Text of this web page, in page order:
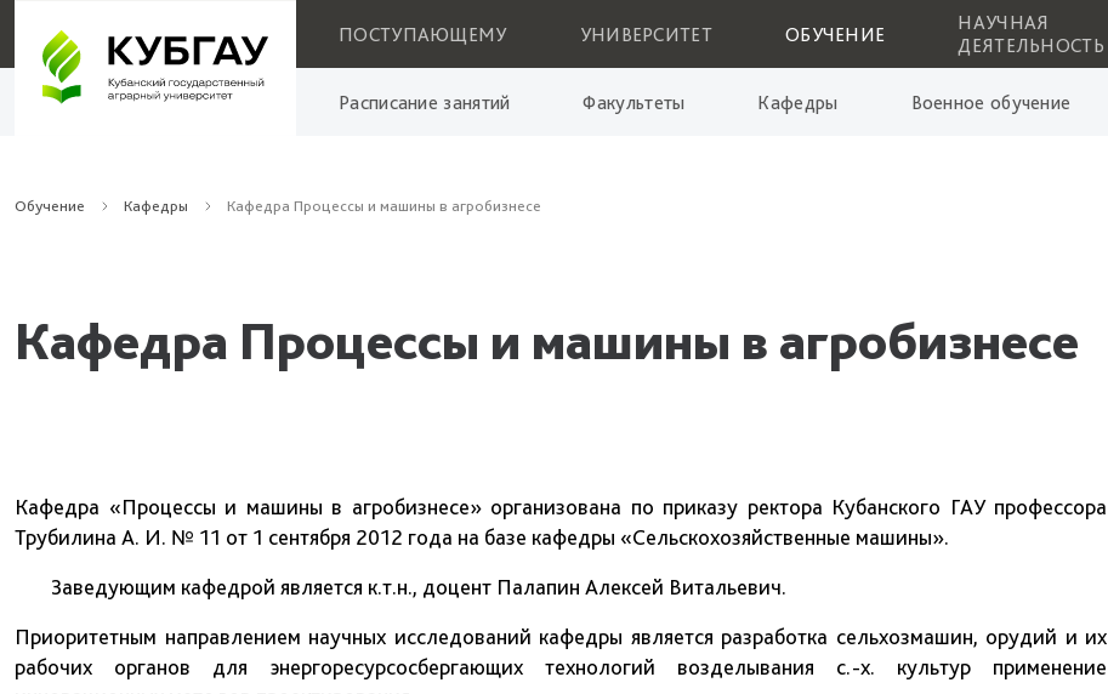
ПОСТУПАЮЩЕМУ УНИВЕРСИТЕТ ОБУЧЕНИЕ
НАУЧНАЯ
ДЕЯТЕЛЬНОСТЬ
Расписание занятий Факультеты Кафедры Военное обучение
Обучение Кафедры Кафедра Процессы и машины в агробизнесе
Кафедра Процессы и машины в агробизнесе
Кафедра «Процессы и машины в агробизнесе» организована по приказу ректора Кубанского ГАУ профессора
Трубилина А. И. № 11 от 1 сентября 2012 года на базе кафедры «Сельскохозяйственные машины».
Заведующим кафедрой является к.т.н., доцент Палапин Алексей Витальевич.
Приоритетным направлением научных исследований кафедры является разработка сельхозмашин, орудий и их
рабочих органов для энергоресурсосбергающих технологий возделывания с.-х. культур применение